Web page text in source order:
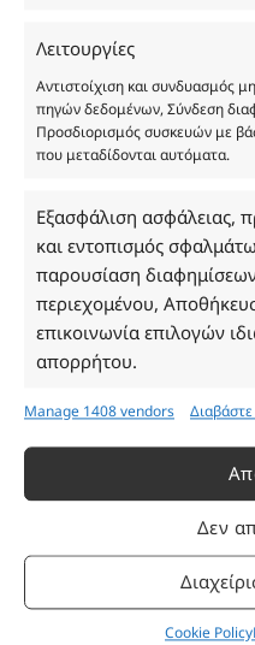
Λειτουργίες
Αντιστοίχιση και συνδυασμός
πηγών δεδομένων, Σύνδεση
Προσδιορισμός συσκευών με
που μεταδίδονται αυτόματα.
Εξασφάλιση ασφάλειας,
και εντοπισμός
παρουσίαση
περιεχομένου,
επικοινωνία επιλογών
απορρήτου.
Manage 1408 vendors
Δεν
Cookie Policy
Τηλ. 2314 016010
ΑΦΜ 803285309
ΓΕΜΗ 193802504000
Ωράριο Καταστήματος
Δευτέρα: 08:30–16:30
Τρίτη: 08:30–16:30
Τετάρτη: 08:30–16:30
Πέμπτη: 08:30–16:30
Σάββατο - Κυριακή: Κλειστά
Πληροφορίες
Εταιρεία
Πρόγραμμα Ανταμοιβής